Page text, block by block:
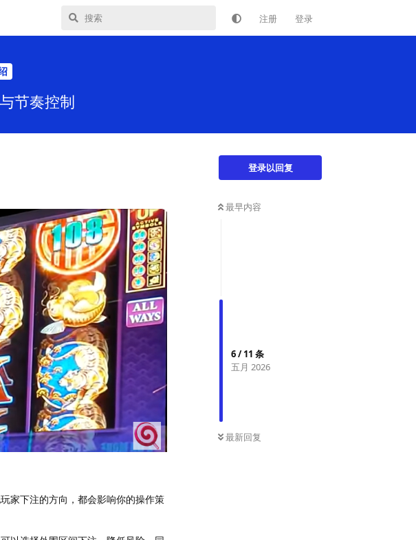
注册 登录
节奏控制
登录以回复
最早内容
6/11 条
五月 2026
最新回复
家下注的方向，都会影响你的操作策